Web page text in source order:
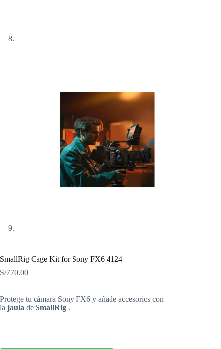
SmallRig Cage Kit for Sony FX6 4124
S/770.00
Protege tu cámara Sony FX6 y añade accesorios con
la jaula de SmallRig .